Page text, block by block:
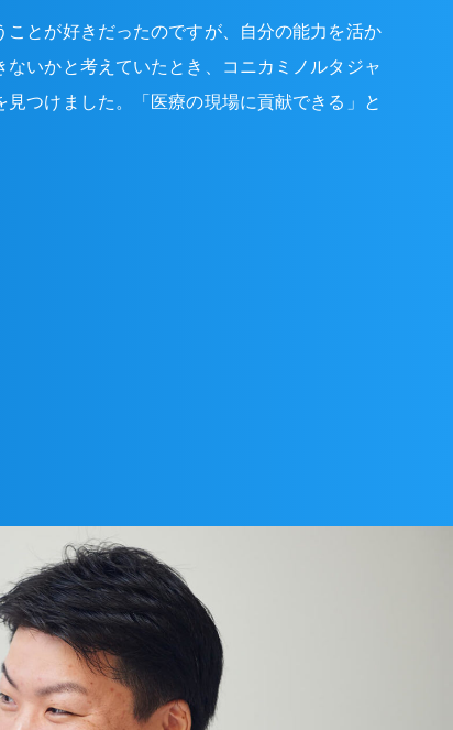
とが好きだったのですが、自分の能力を活か
いかと考えていたとき、コニカミノルタジャ
つけました。「医療の現場に貢献できる」と